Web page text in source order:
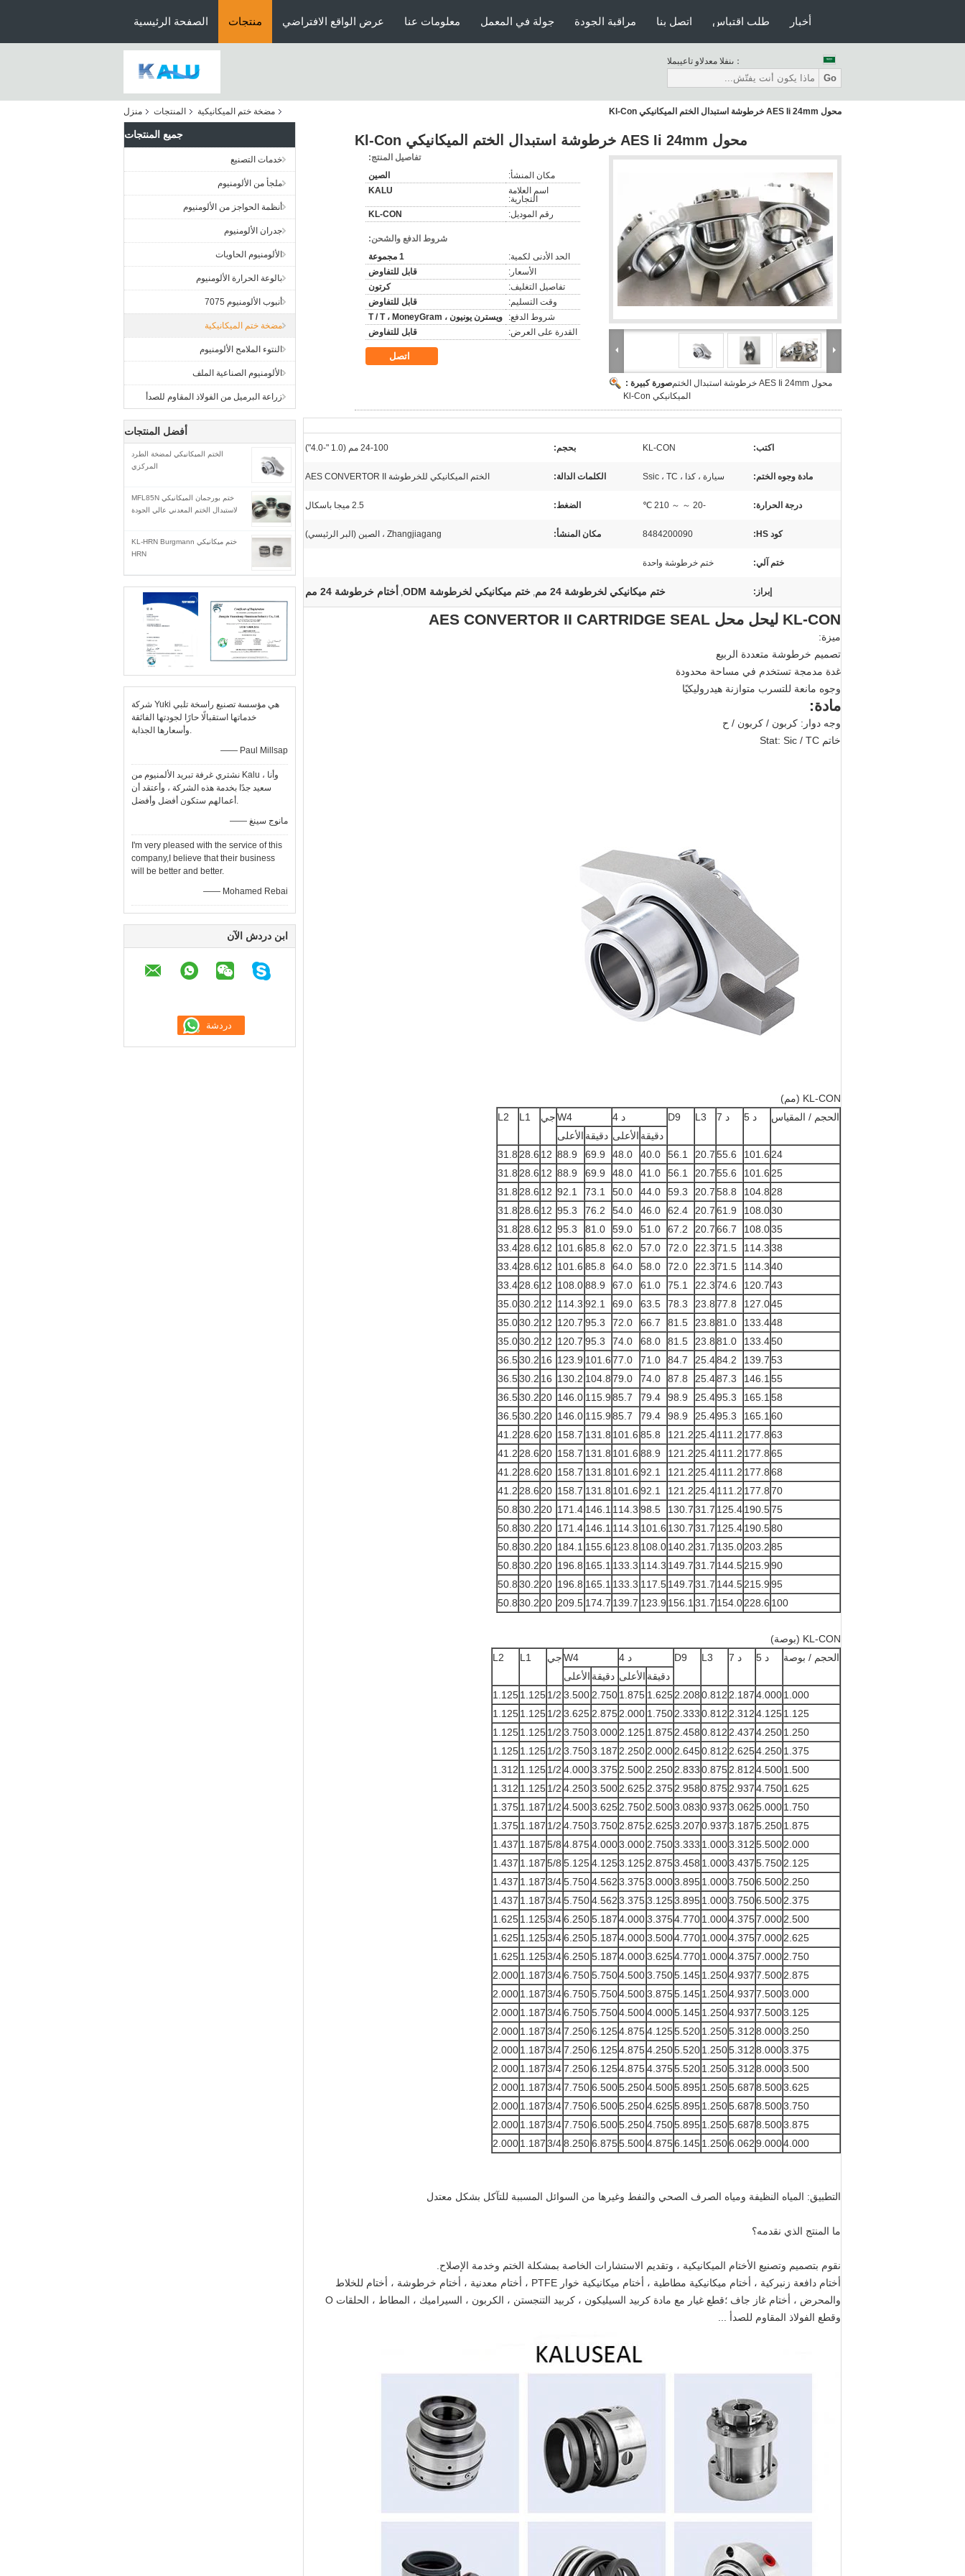
الصفحة الرئيسية منتجات عرض الواقع الافتراضي معلومات عنا جولة في المعمل مراقبة الجودة اتصل بنا طلب اقتباس أخبار
المبيعات والدعم الفنى：
Go
منزل المنتجات مضخة ختم الميكانيكية محول AES Ii 24mm خرطوشة استبدال الختم الميكانيكي Kl-Con
جميع المنتجات
خدمات التصنيع
ملجأ من الألومنيوم
أنظمة الحواجز من الألومنيوم
جدران الألومنيوم
الألومنيوم الحاويات
بالوعة الحرارة الألومنيوم
أنبوب الألومنيوم 7075
مضخة ختم الميكانيكية
النتوء الملامح الألومنيوم
الألومنيوم الصناعية الملف
زراعة البرميل من الفولاذ المقاوم للصدأ
أفضل المنتجات
الختم الميكانيكي لمضخة الطرد
المركزي
ختم بورجمان الميكانيكي MFL85N
لاستبدال الختم المعدني عالي الجودة
ختم ميكانيكي KL-HRN Burgmann
HRN
شركة Yuki هي مؤسسة تصنيع راسخة تلبي
خدماتها استقبالًا حارًا لجودتها الفائقة
وأسعارها الجذابة.
—— Paul Millsap
نشتري غرفة تبريد الألمنيوم من Kalu ، وأنا
سعيد جدًا بخدمة هذه الشركة ، وأعتقد أن
أعمالهم ستكون أفضل وأفضل.
—— مانوج سينغ
I'm very pleased with the service of this
company,I believe that their business
will be better and better.
—— Mohamed Rebai
ابن دردش الآن
محول AES Ii 24mm خرطوشة استبدال الختم الميكانيكي Kl-Con
صورة كبيرة :محول AES Ii 24mm خرطوشة استبدال الختم
الميكانيكي Kl-Con
تفاصيل المنتج:
مكان المنشأ:
الصين
اسم العلامة
التجارية:
KALU
رقم الموديل: KL-CON
شروط الدفع والشحن:
الحد الأدنى لكمية:
1 مجموعة
الأسعار:
قابل للتفاوض
تفاصيل التغليف:
كرتون
وقت التسليم:
قابل للتفاوض
شروط الدفع:
ويسترن يونيون ، T / T ، MoneyGram
القدرة على العرض:
قابل للتفاوض
اتصل
اكتب: KL-CON بحجم: 24-100 مم (1.0 "-4.0")
مادة وجوه الختم: سيارة ، كذا ، Ssic ، TC الكلمات الدالة: الختم الميكانيكي للخرطوشة AES CONVERTOR II
درجة الحرارة: -20 ～ ～ 210 ℃ الضغط: 2.5 ميجا باسكال
كود HS: 8484200090 مكان المنشأ: Zhangjiagang ، الصين (البر الرئيسي)
ختم آلي: ختم خرطوشة واحدة
إبراز: ختم ميكانيكي لخرطوشة 24 مم , ختم ميكانيكي لخرطوشة ODM , أختام خرطوشة 24 مم
KL-CON ليحل محل AES CONVERTOR II CARTRIDGE SEAL
ميزة:
تصميم خرطوشة متعددة الربيع
غدة مدمجة تستخدم في مساحة محدودة
وجوه مانعة للتسرب متوازنة هيدروليكيًا
مادة:
وجه دوار: كربون / كربون / ح
خاتم Stat: Sic / TC
KL-CON (مم)
الحجم / المقياس
د 5 د 7 L3
D9 د 4 W4جي L1
L2
دقيقة الأعلى دقيقة الأعلى
24
101.6
55.6
20.7
56.1
40.0
48.0
69.9
88.9
12
28.6
31.8
25
101.6
55.6
20.7
56.1
41.0
48.0
69.9
88.9
12
28.6
31.8
28
104.8
58.8
20.7
59.3
44.0
50.0
73.1
92.1
12
28.6
31.8
30
108.0
61.9
20.7
62.4
46.0
54.0
76.2
95.3
12
28.6
31.8
35
108.0
66.7
20.7
67.2
51.0
59.0
81.0
95.3
12
28.6
31.8
38
114.3
71.5
22.3
72.0
57.0
62.0
85.8
101.6
12
28.6
33.4
40
114.3
71.5
22.3
72.0
58.0
64.0
85.8
101.6
12
28.6
33.4
43
120.7
74.6
22.3
75.1
61.0
67.0
88.9
108.0
12
28.6
33.4
45
127.0
77.8
23.8
78.3
63.5
69.0
92.1
114.3
12
30.2
35.0
48
133.4
81.0
23.8
81.5
66.7
72.0
95.3
120.7
12
30.2
35.0
50
133.4
81.0
23.8
81.5
68.0
74.0
95.3
120.7
12
30.2
35.0
53
139.7
84.2
25.4
84.7
71.0
77.0
101.6
123.9
16
30.2
36.5
55
146.1
87.3
25.4
87.8
74.0
79.0
104.8
130.2
16
30.2
36.5
58
165.1
95.3
25.4
98.9
79.4
85.7
115.9
146.0
20
30.2
36.5
60
165.1
95.3
25.4
98.9
79.4
85.7
115.9
146.0
20
30.2
36.5
63
177.8
111.2
25.4
121.2
85.8
101.6
131.8
158.7
20
28.6
41.2
65
177.8
111.2
25.4
121.2
88.9
101.6
131.8
158.7
20
28.6
41.2
68
177.8
111.2
25.4
121.2
92.1
101.6
131.8
158.7
20
28.6
41.2
70
177.8
111.2
25.4
121.2
92.1
101.6
131.8
158.7
20
28.6
41.2
75
190.5
125.4
31.7
130.7
98.5
114.3
146.1
171.4
20
30.2
50.8
80
190.5
125.4
31.7
130.7
101.6
114.3
146.1
171.4
20
30.2
50.8
85
203.2
135.0
31.7
140.2
108.0
123.8
155.6
184.1
20
30.2
50.8
90
215.9
144.5
31.7
149.7
114.3
133.3
165.1
196.8
20
30.2
50.8
95
215.9
144.5
31.7
149.7
117.5
133.3
165.1
196.8
20
30.2
50.8
100
228.6
154.0
31.7
156.1
123.9
139.7
174.7
209.5
20
30.2
50.8
KL-CON (بوصة)
الحجم / بوصة
د 5 د 7 L3
D9 د 4 W4جي L1
L2
دقيقة الأعلى دقيقة الأعلى
1.000
4.000
2.187
0.812
2.208
1.625
1.875
2.750
3.500
1/2
1.125
1.125
1.125
4.125
2.312
0.812
2.333
1.750
2.000
2.875
3.625
1/2
1.125
1.125
1.250
4.250
2.437
0.812
2.458
1.875
2.125
3.000
3.750
1/2
1.125
1.125
1.375
4.250
2.625
0.812
2.645
2.000
2.250
3.187
3.750
1/2
1.125
1.125
1.500
4.500
2.812
0.875
2.833
2.250
2.500
3.375
4.000
1/2
1.125
1.312
1.625
4.750
2.937
0.875
2.958
2.375
2.625
3.500
4.250
1/2
1.125
1.312
1.750
5.000
3.062
0.937
3.083
2.500
2.750
3.625
4.500
1/2
1.187
1.375
1.875
5.250
3.187
0.937
3.207
2.625
2.875
3.750
4.750
1/2
1.187
1.375
2.000
5.500
3.312
1.000
3.333
2.750
3.000
4.000
4.875
5/8
1.187
1.437
2.125
5.750
3.437
1.000
3.458
2.875
3.125
4.125
5.125
5/8
1.187
1.437
2.250
6.500
3.750
1.000
3.895
3.000
3.375
4.562
5.750
3/4
1.187
1.437
2.375
6.500
3.750
1.000
3.895
3.125
3.375
4.562
5.750
3/4
1.187
1.437
2.500
7.000
4.375
1.000
4.770
3.375
4.000
5.187
6.250
3/4
1.125
1.625
2.625
7.000
4.375
1.000
4.770
3.500
4.000
5.187
6.250
3/4
1.125
1.625
2.750
7.000
4.375
1.000
4.770
3.625
4.000
5.187
6.250
3/4
1.125
1.625
2.875
7.500
4.937
1.250
5.145
3.750
4.500
5.750
6.750
3/4
1.187
2.000
3.000
7.500
4.937
1.250
5.145
3.875
4.500
5.750
6.750
3/4
1.187
2.000
3.125
7.500
4.937
1.250
5.145
4.000
4.500
5.750
6.750
3/4
1.187
2.000
3.250
8.000
5.312
1.250
5.520
4.125
4.875
6.125
7.250
3/4
1.187
2.000
3.375
8.000
5.312
1.250
5.520
4.250
4.875
6.125
7.250
3/4
1.187
2.000
3.500
8.000
5.312
1.250
5.520
4.375
4.875
6.125
7.250
3/4
1.187
2.000
3.625
8.500
5.687
1.250
5.895
4.500
5.250
6.500
7.750
3/4
1.187
2.000
3.750
8.500
5.687
1.250
5.895
4.625
5.250
6.500
7.750
3/4
1.187
2.000
3.875
8.500
5.687
1.250
5.895
4.750
5.250
6.500
7.750
3/4
1.187
2.000
4.000
9.000
6.062
1.250
6.145
4.875
5.500
6.875
8.250
3/4
1.187
2.000
التطبيق: المياه النظيفة ومياه الصرف الصحي والنفط وغيرها من السوائل المسببة للتآكل بشكل معتدل
ما المنتج الذي نقدمه؟
نقوم بتصميم وتصنيع الأختام الميكانيكية ، وتقديم الاستشارات الخاصة بمشكلة الختم وخدمة الإصلاح.
أختام دافعة زنبركية ، أختام ميكانيكية مطاطية ، أختام ميكانيكية خوار PTFE ، أختام معدنية ، أختام خرطوشة ، أختام للخلاط
والمحرض ، أختام غاز جاف ؛قطع غيار مع مادة كربيد السيليكون ، كربيد التنجستن ، الكربون ، السيراميك ، المطاط ، الحلقات O
وقطع الفولاذ المقاوم للصدأ ...